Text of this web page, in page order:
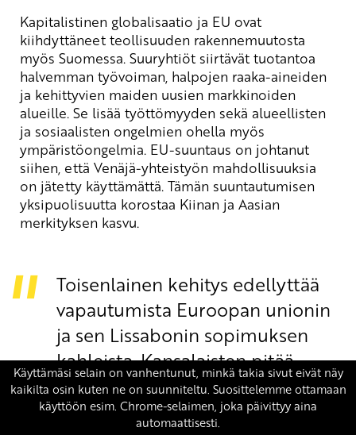
Kapitalistinen globalisaatio ja EU ovat
kiihdyttäneet teollisuuden rakennemuutosta
myös Suomessa. Suuryhtiöt siirtävät tuotantoa
halvemman työvoiman, halpojen raaka-aineiden
ja kehittyvien maiden uusien markkinoiden
alueille. Se lisää työttömyyden sekä alueellisten
ja sosiaalisten ongelmien ohella myös
ympäristöongelmia. EU-suuntaus on johtanut
siihen, että Venäjä-yhteistyön mahdollisuuksia
on jätetty käyttämättä. Tämän suuntautumisen
yksipuolisuutta korostaa Kiinan ja Aasian
merkityksen kasvu.
Toisenlainen kehitys edellyttää
vapautumista Euroopan unionin
ja sen Lissabonin sopimuksen
kahleista. Kansalaisten pitää
saada itse päättää
kansanäänestyksillä siitä,